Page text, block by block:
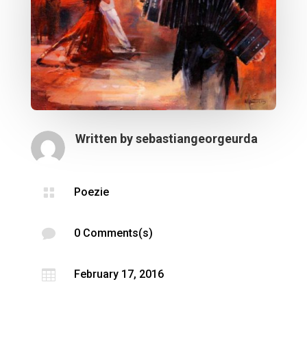
Written bysebastiangeorgeurda
 Poezie
 0 Comments(s)
 February 17, 2016